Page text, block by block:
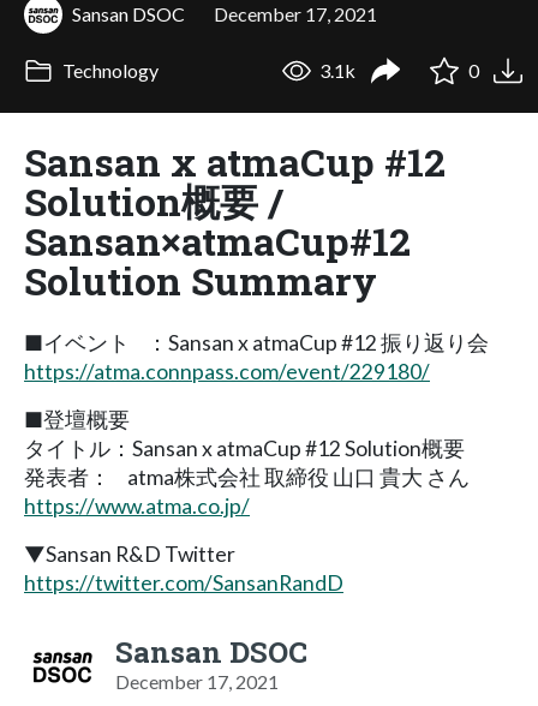
Sansan DSOC December 17, 2021
Technology 3.1k 0
Sansan x atmaCup #12
Solution概要 /
Sansan×atmaCup#12
Solution Summary
■イベント ：Sansan x atmaCup #12 振り返り会
https://atma.connpass.com/event/229180/
■登壇概要
タイトル：Sansan x atmaCup #12 Solution概要
発表者： atma株式会社 取締役 山口 貴大 さん
https://www.atma.co.jp/
▼Sansan R&D Twitter
https://twitter.com/SansanRandD
Sansan DSOC
December 17, 2021